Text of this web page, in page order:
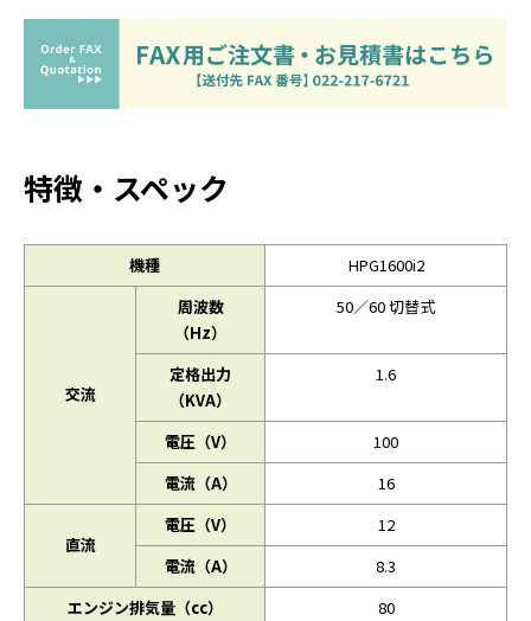
特徴・スペック
機種 HPG1600i2
交流
周波数
（Hz）
50／60 切替式
定格出力
（KVA）
1.6
電圧（V）
100
電流（A）
16
直流
電圧（V）
12
電流（A）
8.3
エンジン排気量（cc）
80